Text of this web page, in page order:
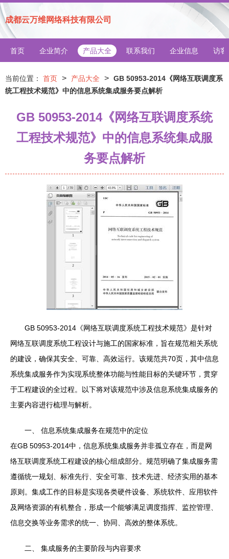
成都云万维网络科技有限公司
首页 企业简介 产品大全 联系我们 企业信息 访客
当前位置： 首页 > 产品大全 > GB 50953-2014《网络互联调度系
统工程技术规范》中的信息系统集成服务要点解析
GB 50953-2014《网络互联调度系统
工程技术规范》中的信息系统集成服
务要点解析
GB 50953-2014《网络互联调度系统工程技术规范》是针对
网络互联调度系统工程设计与施工的国家标准，旨在规范相关系统
的建设，确保其安全、可靠、高效运行。该规范共70页，其中信息
系统集成服务作为实现系统整体功能与性能目标的关键环节，贯穿
于工程建设的全过程。以下将对该规范中涉及信息系统集成服务的
主要内容进行梳理与解析。
一、 信息系统集成服务在规范中的定位
在GB 50953-2014中，信息系统集成服务并非孤立存在，而是网
络互联调度系统工程建设的核心组成部分。规范明确了集成服务需
遵循统一规划、标准先行、安全可靠、技术先进、经济实用的基本
原则。集成工作的目标是实现各类硬件设备、系统软件、应用软件
及网络资源的有机整合，形成一个能够满足调度指挥、监控管理、
信息交换等业务需求的统一、协同、高效的整体系统。
二、 集成服务的主要阶段与内容要求